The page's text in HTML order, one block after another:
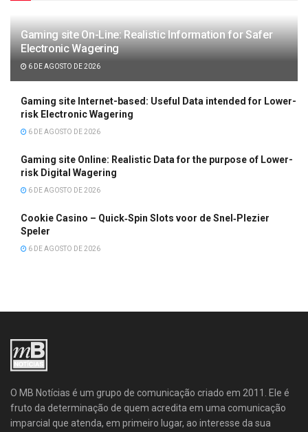
Gaming site On-Line: Realistic Information for Safer
Electronic Wagering
6 DE AGOSTO DE 2026
Gaming site Internet-based: Useful Data intended for Lower-
risk Electronic Wagering
6 DE AGOSTO DE 2026
Gaming site Online: Realistic Data for the purpose of Lower-
risk Digital Wagering
6 DE AGOSTO DE 2026
Cookie Casino – Quick‑Spin Slots voor de Snel‑Plezier
Speler
6 DE AGOSTO DE 2026
O MB Notícias é um grupo de comunicação criado em 2011. Ele é
fruto da determinação de quem acredita em uma comunicação
imparcial que atenda, em primeiro lugar, ao interesse da sua